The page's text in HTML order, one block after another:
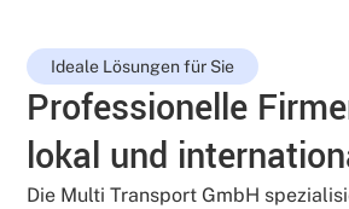
Ideale Lösungen für Sie
Professionelle
lokal und
Die Multi Transport GmbH